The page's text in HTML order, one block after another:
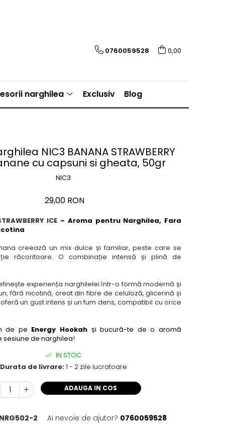
0760059528 0,00
narghilea Exclusiv Blog
NIC3 BANANA STRAWBERRY
cu capsuni si gheata, 50gr
NIC3
29,00 RON
ICE – Aroma pentru Narghilea, Fara
creează un mix dulce și familiar, peste care se
răcoritoare. O combinație intensă și plină de
experiența narghilelei într-o formă modernă și
fără nicotină, creat din fibre de celuloză, glicerină și
un gust intens și un fum dens, compatibil cu orice
de pe Energy Hookah și bucură-te de o aromă
sesiune de narghilea!
IN STOC
Durata de livrare:1 - 2 zile lucratoare
ADAUGA IN COS
2 Ai nevoie de ajutor? 0760059528